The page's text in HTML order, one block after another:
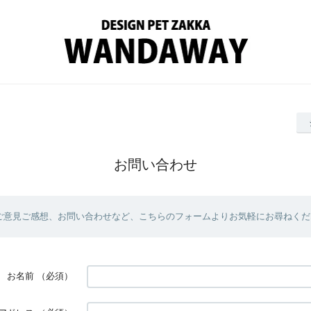
お問い合わせ
見ご感想、お問い合わせなど、こちらのフォームよりお気軽にお尋ねくだ
お名前 （必須）